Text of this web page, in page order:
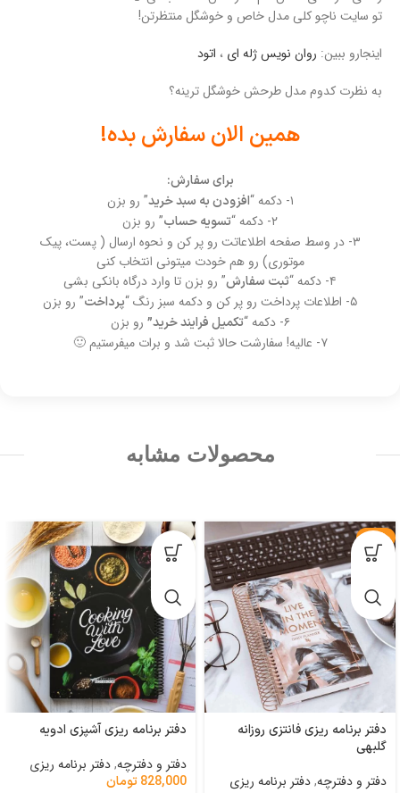
تو سایت ناچو کلی مدل خاص و خوشگل منتظرتن!
اینجارو ببین: روان نویس ژله ای ، اتود
به نظرت کدوم مدل طرحش خوشگل ترینه؟
همین الان سفارش بده!
برای سفارش:
۱- دکمه “ افزودن به سبد خرید” رو بزن
۲- دکمه “
تسویه حساب” رو بزن
۳- در وسط صفحه اطلاعاتت رو پر کن و نحوه ارسال ( پست، پیک
موتوری) رو هم خودت میتونی انتخاب کنی
۴- دکمه “
ثبت سفارش” رو بزن تا وارد درگاه بانکی بشی
۵- اطلاعات پرداخت رو پر کن و دکمه سبز رنگ “
پرداخت” رو بزن
۶- دکمه “
تکمیل فرایند خرید” رو بزن
۷- عالیه! سفارشت حالا ثبت شد و برات میفرستیم 🙂
محصولات مشابه
-29%
دفتر برنامه ریزی فانتزی روزانه
گلبهی
دفتر و دفترچه,دفتر برنامه ریزی
دفتر برنامه ریزی آشپزی ادویه
دفتر و دفترچه,دفتر برنامه ریزی
828,000تومان